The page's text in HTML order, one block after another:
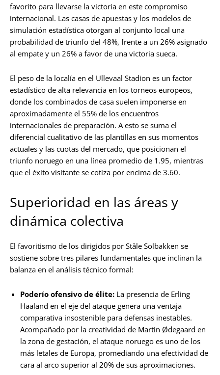
favorito para llevarse la victoria en este compromiso
internacional. Las casas de apuestas y los modelos de
simulación estadística otorgan al conjunto local una
probabilidad de triunfo del 48%, frente a un 26% asignado
al empate y un 26% a favor de una victoria sueca.
El peso de la localía en el Ullevaal Stadion es un factor
estadístico de alta relevancia en los torneos europeos,
donde los combinados de casa suelen imponerse en
aproximadamente el 55% de los encuentros
internacionales de preparación. A esto se suma el
diferencial cualitativo de las plantillas en sus momentos
actuales y las cuotas del mercado, que posicionan el
triunfo noruego en una línea promedio de 1.95, mientras
que el éxito visitante se cotiza por encima de 3.60.
Superioridad en las áreas y
dinámica colectiva
El favoritismo de los dirigidos por Ståle Solbakken se
sostiene sobre tres pilares fundamentales que inclinan la
balanza en el análisis técnico formal:
Poderío ofensivo de élite: La presencia de Erling
Haaland en el eje del ataque genera una ventaja
comparativa insostenible para defensas inestables.
Acompañado por la creatividad de Martin Ødegaard en
la zona de gestación, el ataque noruego es uno de los
más letales de Europa, promediando una efectividad de
cara al arco superior al 20% de sus aproximaciones.